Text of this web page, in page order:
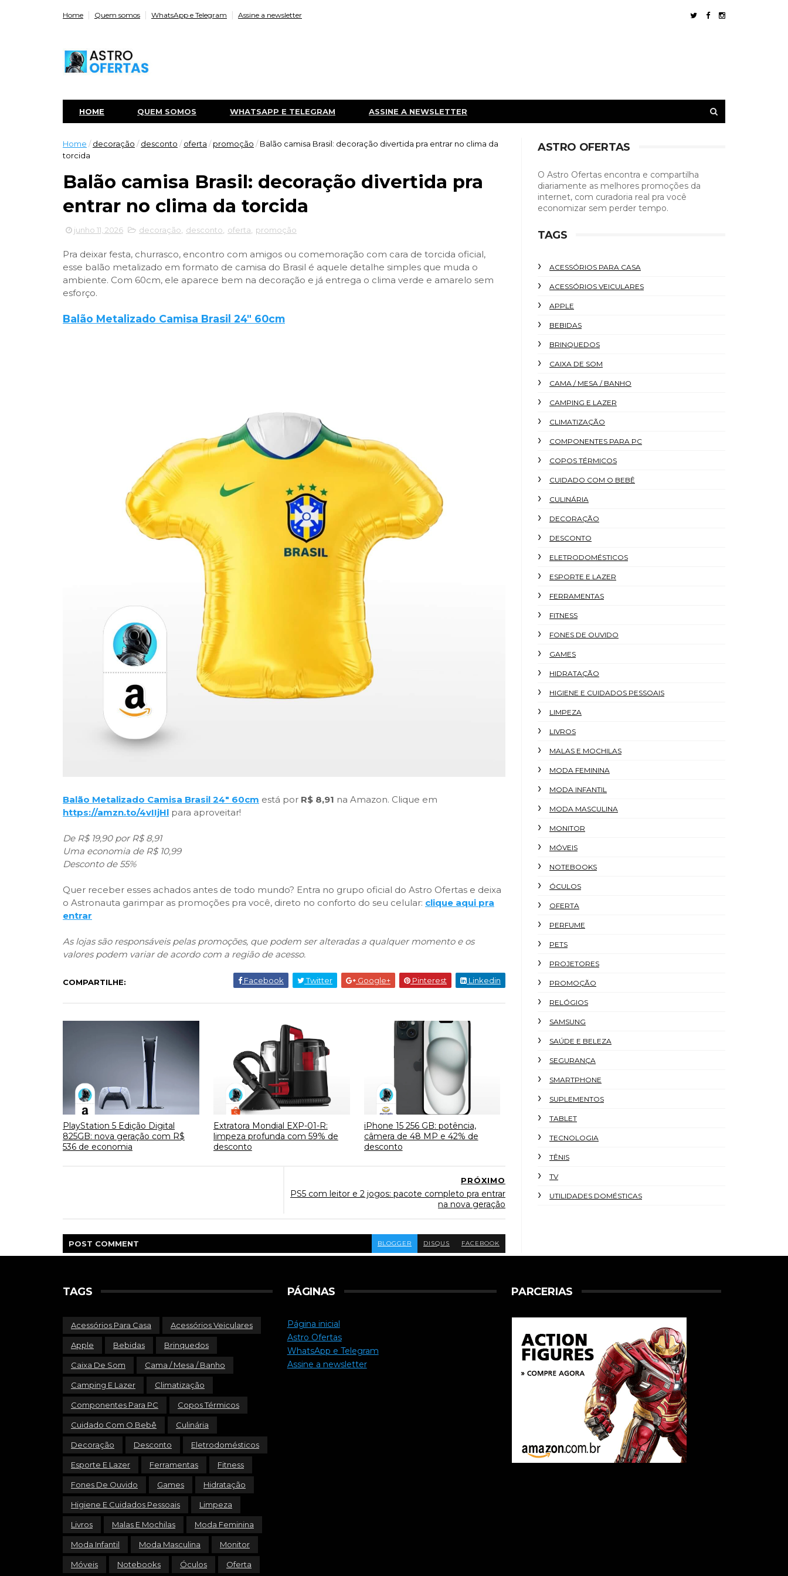
Home Quem somos WhatsApp e Telegram Assine a newsletter
HOME QUEM SOMOS WHATSAPP E TELEGRAM ASSINE A NEWSLETTER
Home / decoração / desconto / oferta / promoção / Balão camisa Brasil: decoração divertida pra entrar no clima da
torcida
Balão camisa Brasil: decoração divertida pra
entrar no clima da torcida
junho 11, 2026 decoração desconto oferta promoção
Pra deixar festa, churrasco, encontro com amigos ou comemoração com cara de torcida oficial,
esse balão metalizado em formato de camisa do Brasil é aquele detalhe simples que muda o
ambiente. Com 60cm, ele aparece bem na decoração e já entrega o clima verde e amarelo sem
esforço.
Balão Metalizado Camisa Brasil 24" 60cm
Balão Metalizado Camisa Brasil 24" 60cm está por R$ 8,91 na Amazon. Clique em
https://amzn.to/4vIIjHl para aproveitar!
De R$ 19,90 por R$ 8,91
Uma economia de R$ 10,99
Desconto de 55%
Quer receber esses achados antes de todo mundo? Entra no grupo oficial do Astro Ofertas e deixa
o Astronauta garimpar as promoções pra você, direto no conforto do seu celular: clique aqui pra
entrar
As lojas são responsáveis pelas promoções, que podem ser alteradas a qualquer momento e os
valores podem variar de acordo com a região de acesso.
COMPARTILHE: Facebook Twitter Google+ Pinterest Linkedin
PlayStation 5 Edição Digital
825GB: nova geração com R$
536 de economia
Extratora Mondial EXP-01-R:
limpeza profunda com 59% de
desconto
iPhone 15 256 GB: potência,
câmera de 48 MP e 42% de
desconto
PRÓXIMO
PS5 com leitor e 2 jogos: pacote completo pra entrar
na nova geração
POST COMMENT BLOGGER DISQUS FACEBOOK
ASTRO OFERTAS
O Astro Ofertas encontra e compartilha
diariamente as melhores promoções da
internet, com curadoria real pra você
economizar sem perder tempo.
TAGS
ACESSÓRIOS PARA CASA
ACESSÓRIOS VEICULARES
APPLE
BEBIDAS
BRINQUEDOS
CAIXA DE SOM
CAMA / MESA / BANHO
CAMPING E LAZER
CLIMATIZAÇÃO
COMPONENTES PARA PC
COPOS TÉRMICOS
CUIDADO COM O BEBÊ
CULINÁRIA
DECORAÇÃO
DESCONTO
ELETRODOMÉSTICOS
ESPORTE E LAZER
FERRAMENTAS
FITNESS
FONES DE OUVIDO
GAMES
HIDRATAÇÃO
HIGIENE E CUIDADOS PESSOAIS
LIMPEZA
LIVROS
MALAS E MOCHILAS
MODA FEMININA
MODA INFANTIL
MODA MASCULINA
MONITOR
MÓVEIS
NOTEBOOKS
ÓCULOS
OFERTA
PERFUME
PETS
PROJETORES
PROMOÇÃO
RELÓGIOS
SAMSUNG
SAÚDE E BELEZA
SEGURANÇA
SMARTPHONE
SUPLEMENTOS
TABLET
TECNOLOGIA
TÊNIS
TV
UTILIDADES DOMÉSTICAS
TAGS
Acessórios Para Casa Acessórios Veiculares
Apple Bebidas Brinquedos
Caixa De Som Cama / Mesa / Banho
Camping E Lazer Climatização
Componentes Para PC Copos Térmicos
Cuidado Com O Bebê Culinária
Decoração Desconto Eletrodomésticos
Esporte E Lazer Ferramentas Fitness
Fones De Ouvido Games Hidratação
Higiene E Cuidados Pessoais Limpeza
Livros Malas E Mochilas Moda Feminina
Moda Infantil Moda Masculina Monitor
Móveis Notebooks Óculos Oferta
PÁGINAS
Página inicial
Astro Ofertas
WhatsApp e Telegram
Assine a newsletter
PARCERIAS